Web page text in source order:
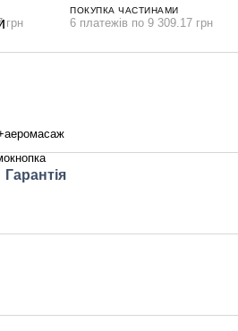
грн
ПОКУПКА ЧАСТИНАМИ
6 платежів по 9 309.17 грн
Гарантія